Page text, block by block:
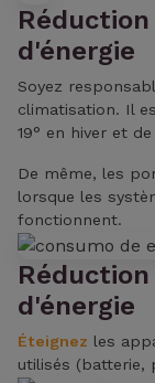
d'énergie
Soyez
climatisation. Il
19° en hiver et
De même, les
lorsque les
fonctionnent.
d'énergie
Éteignez les
utilisés (batterie,